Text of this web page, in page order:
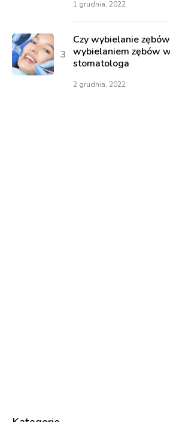
1 grudnia, 2022
Czy wybielanie
wybielaniem zębów
stomatologa
2 grudnia, 2022